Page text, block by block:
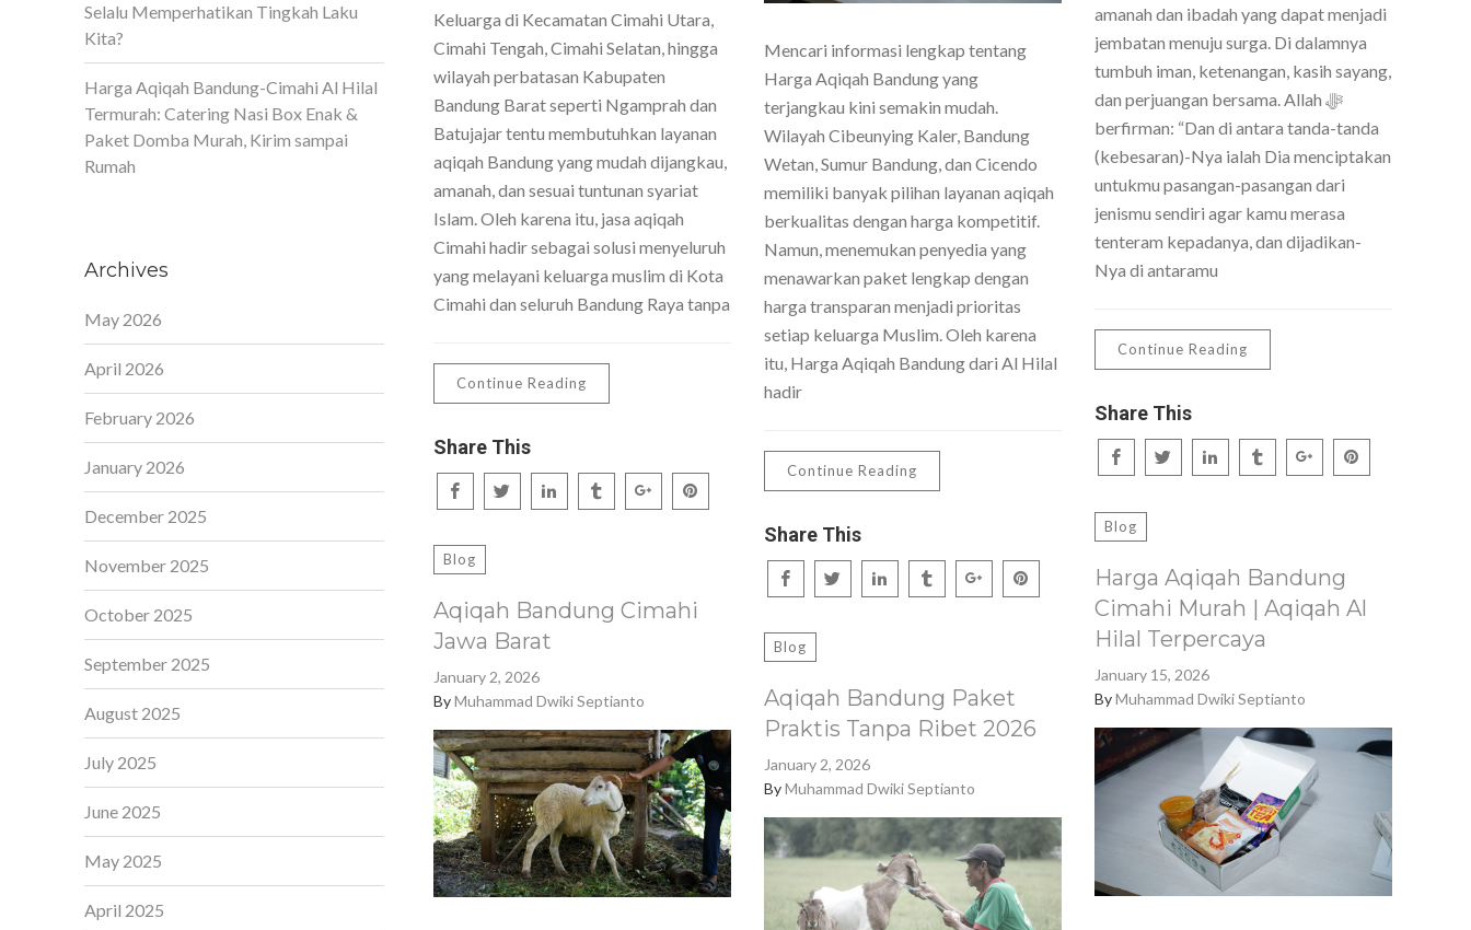
Keluarga di Kecamatan Cimahi Utara,
Cimahi Tengah, Cimahi Selatan, hingga
wilayah perbatasan Kabupaten
Bandung Barat seperti Ngamprah dan
Batujajar tentu membutuhkan layanan
aqiqah Bandung yang mudah dijangkau,
amanah, dan sesuai tuntunan syariat
Islam. Oleh karena itu, jasa aqiqah
Cimahi hadir sebagai solusi menyeluruh
yang melayani keluarga muslim di Kota
Cimahi dan seluruh Bandung Raya tanpa
Continue Reading
Share This
Mencari informasi lengkap tentang
Harga Aqiqah Bandung yang
terjangkau kini semakin mudah.
Wilayah Cibeunying Kaler, Bandung
Wetan, Sumur Bandung, dan Cicendo
memiliki banyak pilihan layanan aqiqah
berkualitas dengan harga kompetitif.
Namun, menemukan penyedia yang
menawarkan paket lengkap dengan
harga transparan menjadi prioritas
setiap keluarga Muslim. Oleh karena
itu, Harga Aqiqah Bandung dari Al Hilal
hadir
Continue Reading
Share This
amanah dan ibadah yang dapat menjadi
jembatan menuju surga. Di dalamnya
tumbuh iman, ketenangan, kasih sayang,
dan perjuangan bersama. Allah ﷻ
berfirman: “Dan di antara tanda-tanda
(kebesaran)-Nya ialah Dia menciptakan
untukmu pasangan-pasangan dari
jenismu sendiri agar kamu merasa
tenteram kepadanya, dan dijadikan-
Nya di antaramu
Continue Reading
Share This
Blog
Harga Aqiqah Bandung
Cimahi Murah | Aqiqah Al
Hilal Terpercaya
January 15, 2026
ByMuhammad Dwiki Septianto
Blog
Aqiqah Bandung Cimahi
Jawa Barat
January 2, 2026
ByMuhammad Dwiki Septianto
Blog
Aqiqah Bandung Paket
Praktis Tanpa Ribet 2026
January 2, 2026
ByMuhammad Dwiki Septianto
Selalu Memperhatikan Tingkah Laku
Kita?
Harga Aqiqah Bandung-Cimahi Al Hilal
Termurah: Catering Nasi Box Enak &
Paket Domba Murah, Kirim sampai
Rumah
Archives
May 2026
April 2026
February 2026
January 2026
December 2025
November 2025
October 2025
September 2025
August 2025
July 2025
June 2025
May 2025
April 2025